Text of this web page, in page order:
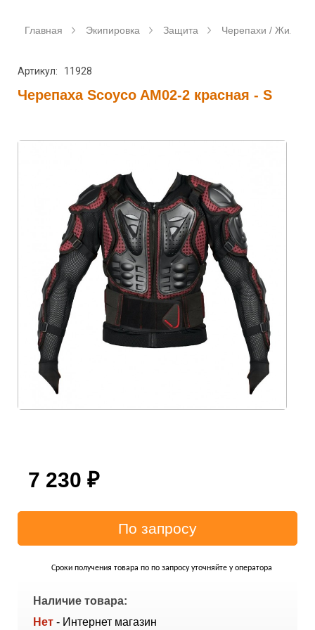
Главная Экипировка Защита Черепахи / Жилеты
Артикул: 11928
Черепаха Scoyco AM02-2 красная - S
7 230 ₽
Сроки получения товара по по запросу уточняйте у оператора
Наличие товара:
Нет - Интернет магазин